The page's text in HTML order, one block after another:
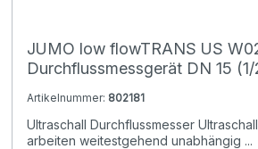
JUMO low flowTRANS US
Durchflussmessgerät DN 15 (1/
Artikelnummer: 802181
Ultraschall Durchflussmesser
arbeiten weitestgehend unabhängig ...